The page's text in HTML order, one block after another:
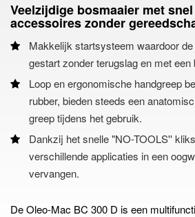
Veelzijdige bosmaaier met
accessoires zonder
Makkelijk startsysteem waardoor
gestart zonder terugslag en met
Loop en ergonomische handgreep
rubber, bieden steeds een
greep tijdens het gebruik.
Dankzij het snelle "NO-TOOLS''
verschillende applicaties in een
vervangen.
De Oleo-Mac BC 300 D is een